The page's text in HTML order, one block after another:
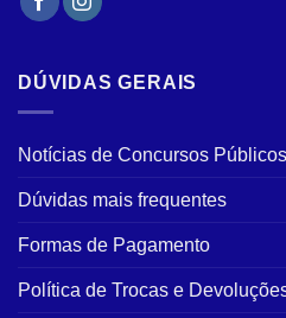
DÚVIDAS GERAIS
Notícias de Concursos Públicos
Dúvidas mais frequentes
Formas de Pagamento
Política de Trocas e